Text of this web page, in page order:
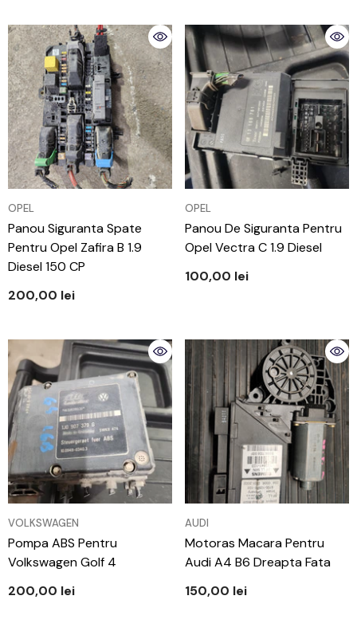
VÂNZĂTOR:
OPEL
Panou Siguranta Spate
Pentru Opel Zafira B 1.9
Diesel 150 CP
200,00 lei
VÂNZĂTOR:
OPEL
Panou De Siguranta Pentru
Opel Vectra C 1.9 Diesel
100,00 lei
VÂNZĂTOR:
VOLKSWAGEN
Pompa ABS Pentru
Volkswagen Golf 4
200,00 lei
VÂNZĂTOR:
AUDI
Motoras Macara Pentru
Audi A4 B6 Dreapta Fata
150,00 lei